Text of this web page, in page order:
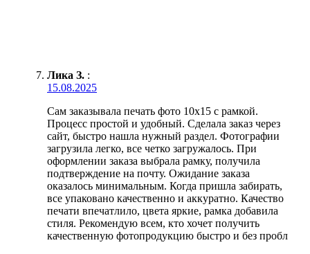
Лика З. :
15.08.2025
Сам заказывала печать фото 10х15 с рамкой.
Процесс простой и удобный. Сделала заказ через
сайт, быстро нашла нужный раздел. Фотографии
загрузила легко, все четко загружалось. При
оформлении заказа выбрала рамку, получила
подтверждение на почту. Ожидание заказа
оказалось минимальным. Когда пришла забирать,
все упаковано качественно и аккуратно. Качество
печати впечатлило, цвета яркие, рамка добавила
стиля. Рекомендую всем, кто хочет получить
качественную фотопродукцию быстро и без пробл